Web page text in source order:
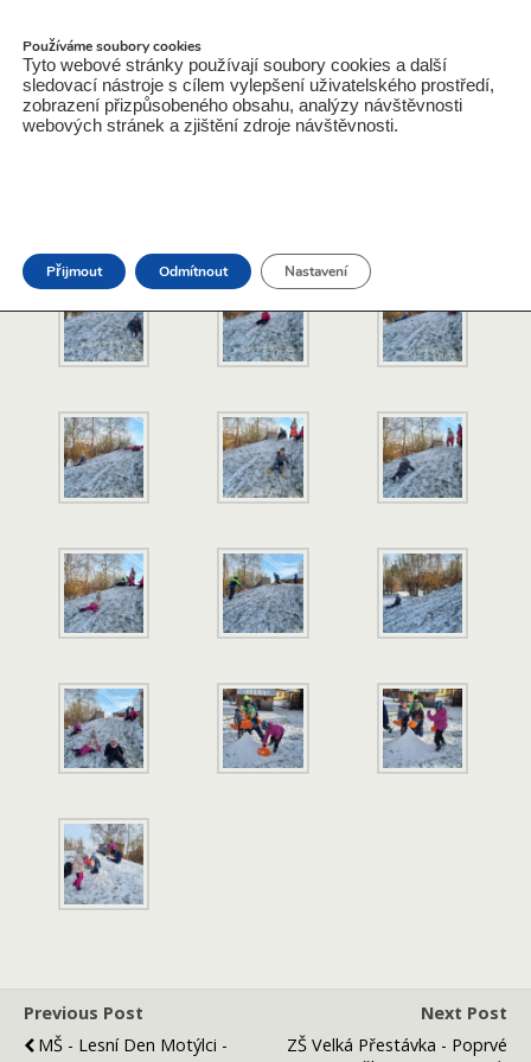
ZŠ a MŠ Jarošov nad Nežárkou
26.11.2025
Previous Post
MŠ - Lesní Den Motýlci -
Next Post
ZŠ Velká Přestávka - Poprvé
Používáme soubory cookies
Tyto webové stránky používají soubory cookies a další
sledovací nástroje s cílem vylepšení uživatelského prostředí,
zobrazení přizpůsobeného obsahu, analýzy návštěvnosti
webových stránek a zjištění zdroje návštěvnosti.
Přijmout Odmítnout Nastavení